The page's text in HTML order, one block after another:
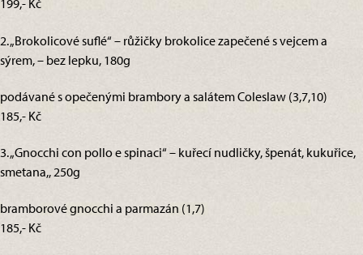
199,- Kč
2. „Brokolicové suflé“ – růžičky brokolice zapečené s vejcem a
sýrem, – bez lepku, 180g
podávané s opečenými brambory a salátem Coleslaw (3,7,10)
185,- Kč
3. „Gnocchi con pollo e spinaci“ – kuřecí nudličky, špenát, kukuřice,
smetana,, 250g
bramborové gnocchi a parmazán (1,7)
185,- Kč